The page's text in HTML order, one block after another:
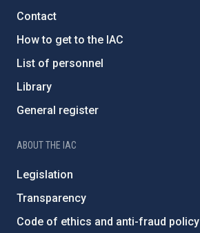
Contact
How to get to the IAC
List of personnel
Library
General register
ABOUT THE IAC
Legislation
Transparency
Code of ethics and anti-fraud policy